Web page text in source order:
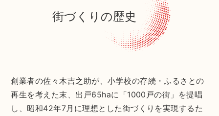
街づくりの歴史
創業者の佐々木吉之助が、小学校の存続・ふるさとの
再生を考えた末、出戸65haに「1000戸の街」を提唱
し、昭和42年7月に理想とした街づくりを実現するた